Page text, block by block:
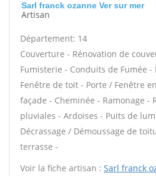
Sarl franck ozanne Ver sur mer
Artisan
Département: 14
Couverture - Rénovation de
Fumisterie - Conduits de Fumée
Fenêtre de toit - Porte / Fenêtre
façade - Cheminée - Ramonage -
pluviales - Ardoises - Puits de
Décrassage / Démoussage de
terrasse -
Voir la fiche artisan : Sarl franck